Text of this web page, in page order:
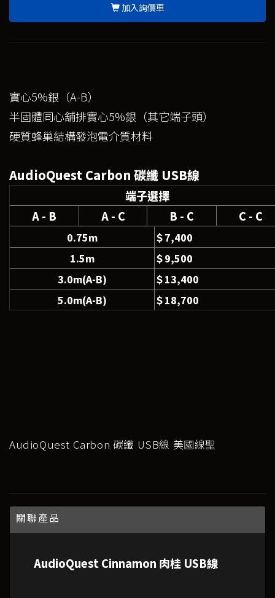
加入詢價車
實心5%銀（A-B）
半固體同心舖排實心5%銀（其它端子頭）
硬質蜂巢結構發泡電介質材料
AudioQuest Carbon 碳纖 USB線
端子選擇
A - B
A - C B - C C - C
0.75m
＄7,400
1.5m
＄9,500
3.0m(A-B)
＄13,400
5.0m(A-B)
＄18,700
AudioQuest Carbon 碳纖 USB線 美國線聖
關聯產品
AudioQuest Cinnamon 肉桂 USB線